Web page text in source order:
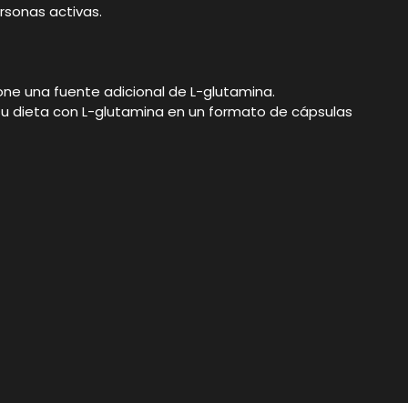
activas.
una fuente adicional de L-glutamina.
dieta con L-glutamina en un formato de cápsulas